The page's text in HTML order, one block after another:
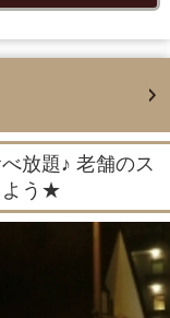
放題♪ 老舗のス
よう★